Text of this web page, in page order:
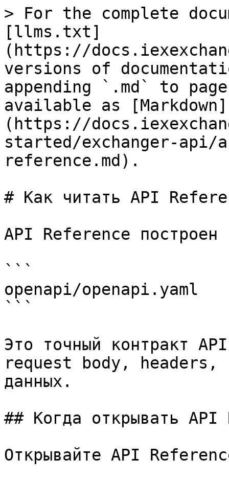
> For the complete
[llms.txt]
(https://
versions of
appending `.md` to
available as [Markdown]
(https://
started/exchanger-api/
reference.md).
# Как читать API
API Reference построен
```
openapi/openapi.yaml
```
Это точный контракт
request body,
данных.
## Когда открывать API
Открывайте API